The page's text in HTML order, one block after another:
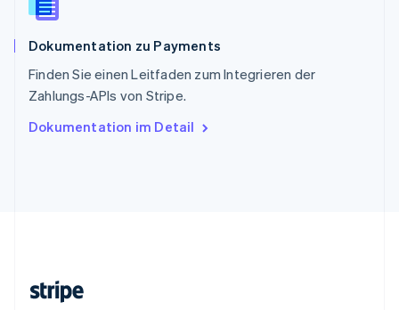
Dokumentation zu Payments
Finden Sie einen Leitfaden zum Integrieren der
Zahlungs-APIs von Stripe.
Dokumentation im Detail
Spanien
Thailand
Tschechische Republik
English
English